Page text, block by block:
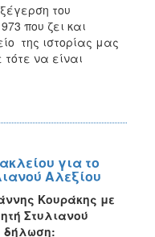
του
που ζει και
της ιστορίας μας
να είναι
για το
Αλεξίου
Κουράκης με
Στυλιανού
δήλωση: